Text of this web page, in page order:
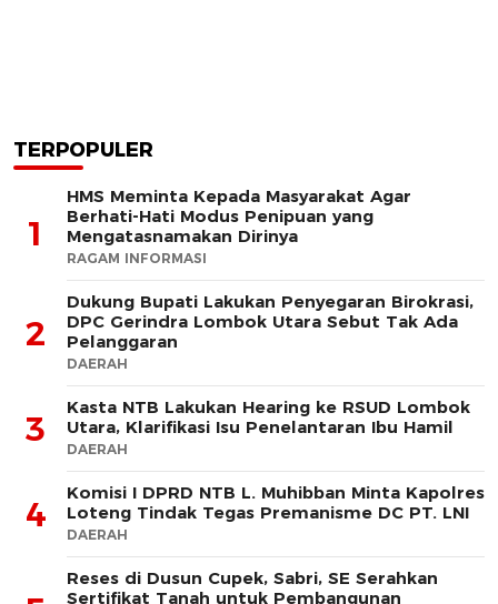
TERPOPULER
1
HMS Meminta Kepada Masyarakat Agar
Berhati-Hati Modus Penipuan yang
Mengatasnamakan Dirinya
RAGAM INFORMASI
2
Dukung Bupati Lakukan Penyegaran Birokrasi,
DPC Gerindra Lombok Utara Sebut Tak Ada
Pelanggaran
DAERAH
3
Kasta NTB Lakukan Hearing ke RSUD Lombok
Utara, Klarifikasi Isu Penelantaran Ibu Hamil
DAERAH
4
Komisi I DPRD NTB L. Muhibban Minta Kapolres
Loteng Tindak Tegas Premanisme DC PT. LNI
DAERAH
Reses di Dusun Cupek, Sabri, SE Serahkan
Sertifikat Tanah untuk Pembangunan